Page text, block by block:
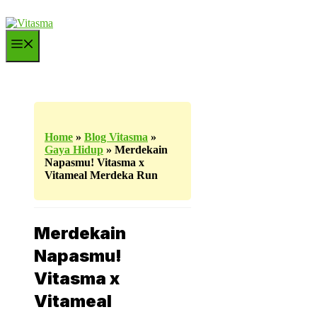
ke
Home » Blog Vitasma »
Gaya Hidup » Merdekain
Napasmu! Vitasma x
Vitameal Merdeka Run
Merdekain
Napasmu!
Vitasma x
Vitameal